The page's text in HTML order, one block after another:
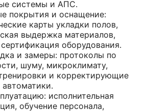
системы и АПС.
покрытия и оснащение:
карты укладки полов,
выдержка материалов,
оборудования.
и замеры: протоколы по
шуму, микроклимату,
и корректирующие
исполнительная
обучение персонала,